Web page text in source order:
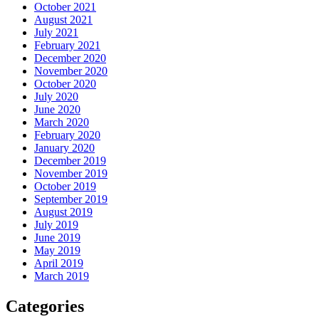
October 2021
August 2021
July 2021
February 2021
December 2020
November 2020
October 2020
July 2020
June 2020
March 2020
February 2020
January 2020
December 2019
November 2019
October 2019
September 2019
August 2019
July 2019
June 2019
May 2019
April 2019
March 2019
Categories